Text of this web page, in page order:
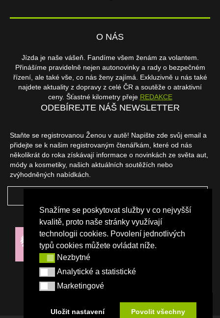
Snažíme se poskytovat služby v co nejvyšší
kvalitě, proto naše stránky využívají
technologii cookies. Povolení jednotlivých
typů cookies můžete ovládat níže.
NezbytnéNezbytné
Analytické a statistické
Analytické a statistické
Marketingové
Marketingové
Uložit nastavení Povolit všechny
O NÁS
Jízda je naše vášeň. Fandíme všem ženám za volantem.
Přinášíme pravidelně nejen autonovinky a rady o bezpečném
řízení, ale také vše, co nás ženy zajímá. Exkluzivně u nás také
najdete aktuality z dopravy z celé ČR a soutěže o atraktivní
ceny. Šťastné kilometry přeje REDAKCE
ODEBÍREJTE NÁŠ NEWSLETTER
Staňte se registrovanou Ženou v autě! Napište zde svůj email a
přidejte se k našim registrovaným čtenářkám, které od nás
několikrát do roka získávají informace o novinkách ze světa aut,
módy a kosmetiky, našich aktuálních soutěžích nebo
zvýhodněných nabídkách.
NAŠI PARTNEŘI